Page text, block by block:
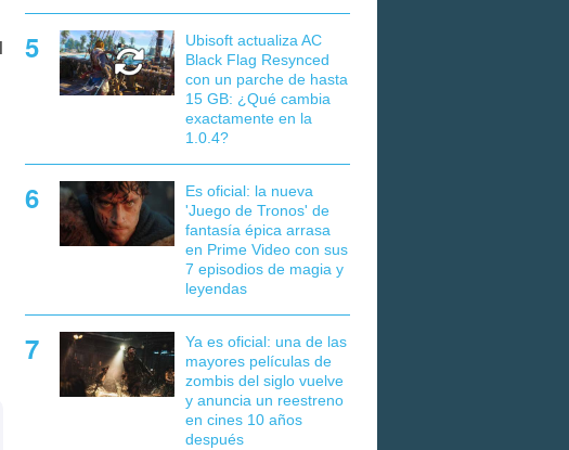
Ubisoft actualiza AC
Black Flag Resynced
con un parche de hasta
15 GB: ¿Qué cambia
exactamente en la
1.0.4?
Es oficial: la nueva
'Juego de Tronos' de
fantasía épica arrasa
en Prime Video con sus
7 episodios de magia y
leyendas
Ya es oficial: una de las
mayores películas de
zombis del siglo vuelve
y anuncia un reestreno
en cines 10 años
después